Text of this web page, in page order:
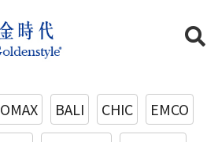
OMAX BALI CHIC
EMCO